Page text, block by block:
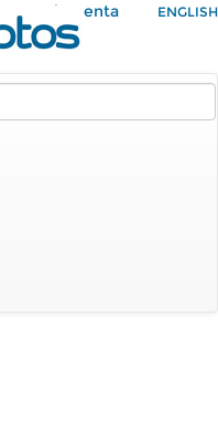
Mi Cuenta ENGLISH